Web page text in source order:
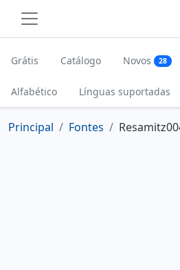
Grátis Catálogo Novos 28
Alfabético Línguas suportadas
Principal Fontes